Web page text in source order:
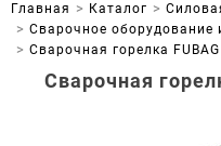
Главная Каталог
Сварочное оборудование
Сварочная горелка
Сварочная